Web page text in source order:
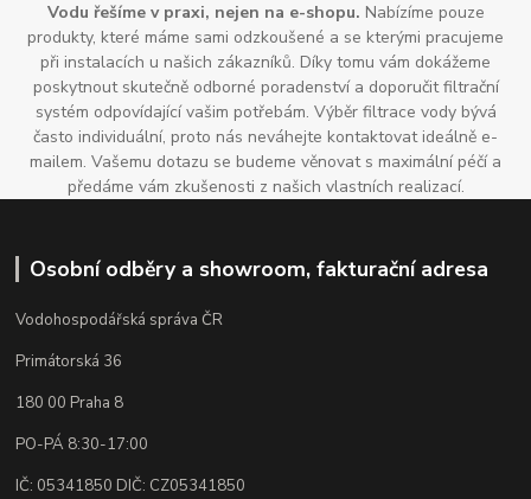
Vodu řešíme v praxi, nejen na e-shopu. Nabízíme pouze
produkty, které máme sami odzkoušené a se kterými pracujeme
při instalacích u našich zákazníků. Díky tomu vám dokážeme
poskytnout skutečně odborné poradenství a doporučit filtrační
systém odpovídající vašim potřebám. Výběr filtrace vody bývá
často individuální, proto nás neváhejte kontaktovat ideálně e-
mailem. Vašemu dotazu se budeme věnovat s maximální péčí a
předáme vám zkušenosti z našich vlastních realizací.
Osobní odběry a showroom, fakturační adresa
Vodohospodářská správa ČR
Primátorská 36
180 00 Praha 8
PO-PÁ 8:30-17:00
IČ: 05341850 DIČ: CZ05341850